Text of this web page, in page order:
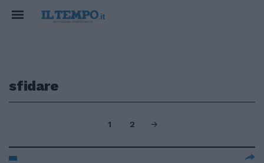
sfidare
1 2